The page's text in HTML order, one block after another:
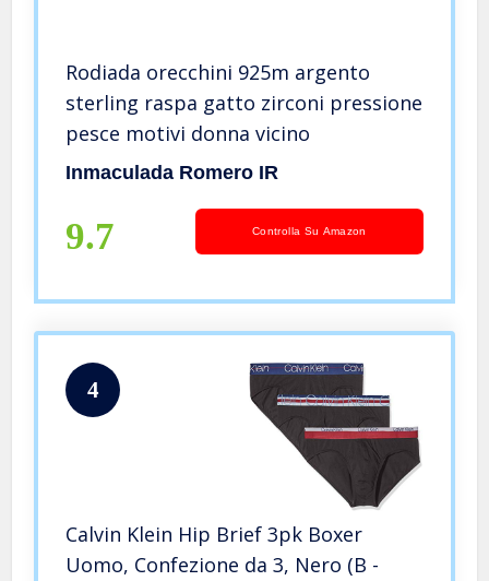
Rodiada orecchini 925m argento
sterling raspa gatto zirconi pressione
pesce motivi donna vicino
Inmaculada Romero IR
9.7 Controlla Su Amazon
4
Calvin Klein Hip Brief 3pk Boxer
Uomo, Confezione da 3, Nero (B -